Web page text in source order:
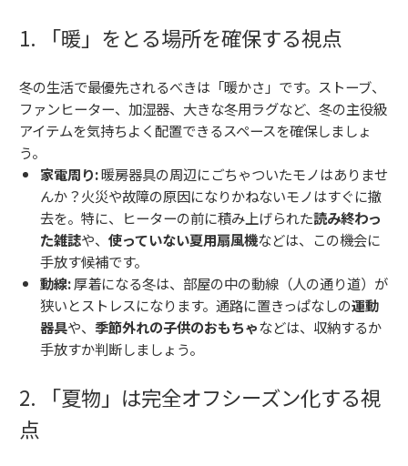
1. 「暖」をとる場所を確保する視点
冬の生活で最優先されるべきは「暖かさ」です。ストーブ、
ファンヒーター、加湿器、大きな冬用ラグなど、冬の主役級
アイテムを気持ちよく配置できるスペースを確保しましょ
う。
家電周り:暖房器具の周辺にごちゃついたモノはありませ
んか？火災や故障の原因になりかねないモノはすぐに撤
去を。特に、ヒーターの前に積み上げられた読み終わっ
た雑誌や、使っていない夏用扇風機などは、この機会に
手放す候補です。
動線:厚着になる冬は、部屋の中の動線（人の通り道）が
狭いとストレスになります。通路に置きっぱなしの運動
器具や、 季節外れの子供のおもちゃなどは、収納するか
手放すか判断しましょう。
2. 「夏物」は完全オフシーズン化する視
点